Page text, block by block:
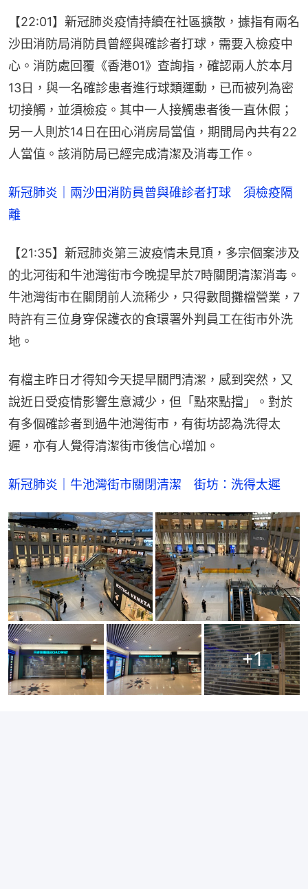
【22:01】新冠肺炎疫情持續在社區擴散，據指有兩名
沙田消防局消防員曾經與確診者打球，需要入檢疫中
心。消防處回覆《香港01》查詢指，確認兩人於本月
13日，與一名確診患者進行球類運動，已而被列為密
切接觸，並須檢疫。其中一人接觸患者後一直休假；
另一人則於14日在田心消房局當值，期間局內共有22
人當值。該消防局已經完成清潔及消毒工作。
新冠肺炎｜兩沙田消防員曾與碓診者打球　須檢疫隔
離
【21:35】新冠肺炎第三波疫情未見頂，多宗個案涉及
的北河街和牛池灣街市今晚提早於7時關閉清潔消毒。
牛池灣街市在關閉前人流稀少，只得數間攤檔營業，7
時許有三位身穿保護衣的食環署外判員工在街市外洗
地。
有檔主昨日才得知今天提早關門清潔，感到突然，又
說近日受疫情影響生意減少，但「點來點擋」。對於
有多個確診者到過牛池灣街市，有街坊認為洗得太
遲，亦有人覺得清潔街市後信心增加。
新冠肺炎｜牛池灣街市關閉清潔　街坊：洗得太遲
+1